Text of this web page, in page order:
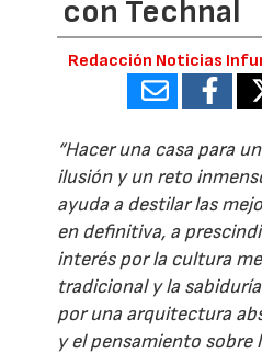
con Technal
Redacción Noticias
“Hacer una casa para
ilusión y un reto
ayuda a destilar las
en definitiva, a
interés por la cultura
tradicional y la
por una arquitectura
y el pensamiento sobre